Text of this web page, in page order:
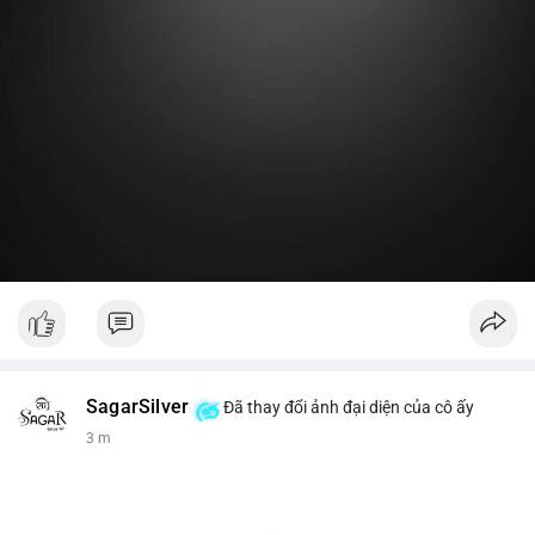
SagarSilver Đã thay đổi ảnh đại diện của cô ấy
3 m